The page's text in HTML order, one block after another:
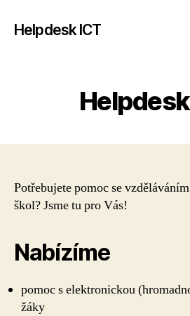
Helpdesk ICT
Potřebujete pomoc se
škol? Jsme tu pro Vás!
Nabízíme
pomoc s elektronickou
žáky